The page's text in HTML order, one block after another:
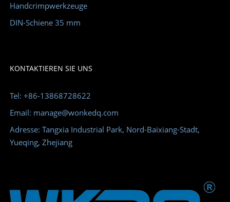
Handcrimpwerkzeuge
DIN-Schiene 35 mm
KONTAKTIEREN SIE UNS
Tel: +86-13868728622
Email: manage@wonkedq.com
Adresse: Tangxia Industrial Park, Nord-Baixiang-Stadt,
Yueqing, Zhejiang